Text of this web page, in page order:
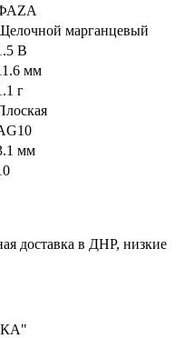
марганцевый
В
мм
г
мм
доставка в ДНР, низкие